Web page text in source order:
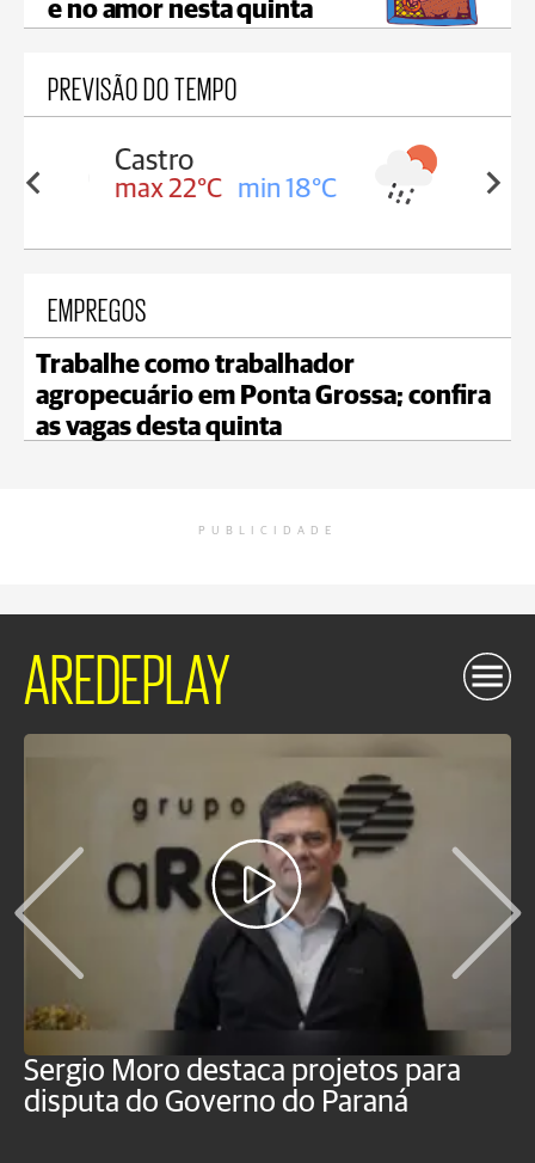
e no amor nesta quinta
PREVISÃO DO TEMPO
18°C max 21°C min 18°C
EMPREGOS
Trabalhe como trabalhador
agropecuário em Ponta Grossa; confira
as vagas desta quinta
PUBLICIDADE
AREDEPLAY
Sergio Moro destaca projetos para
disputa do Governo do Paraná